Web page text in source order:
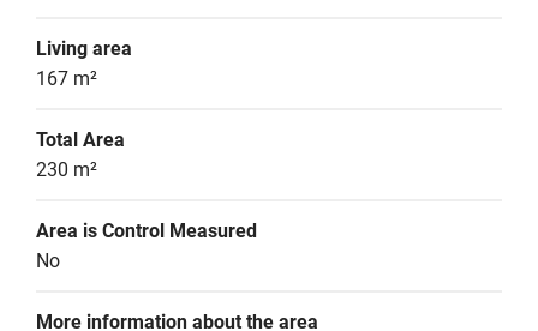
Living area
167 m²
Total Area
230 m²
Area is Control Measured
No
More information about the area